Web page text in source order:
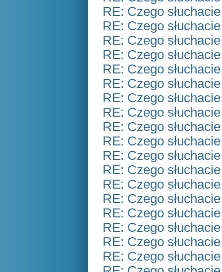
RE: Czego
RE: Czego
RE: Czego
RE: Czego
RE: Czego
RE: Czego
RE: Czego
RE: Czego
RE: Czego
RE: Czego
RE: Czego
RE: Czego
RE: Czego
RE: Czego
RE: Czego
RE: Czego
RE: Czego
RE: Czego